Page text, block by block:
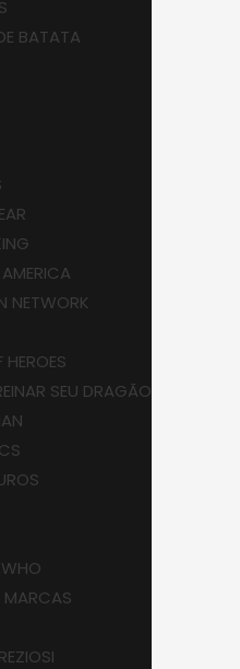
BATATA
NETWORK
SEU DRAGÃO
MARCAS